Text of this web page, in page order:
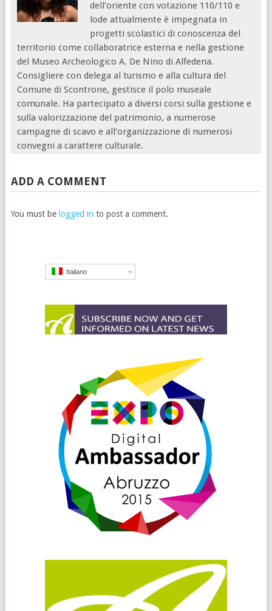
dell’oriente con votazione 110/110 e
lode attualmente è impegnata in
progetti scolastici di conoscenza del
territorio come collaboratrice esterna e nella gestione
del Museo Archeologico A. De Nino di Alfedena.
Consigliere con delega al turismo e alla cultura del
Comune di Scontrone, gestisce il polo museale
comunale. Ha partecipato a diversi corsi sulla gestione e
sulla valorizzazione del patrimonio, a numerose
campagne di scavo e all’organizzazione di numerosi
convegni a carattere culturale.
ADD A COMMENT
You must be logged in to post a comment.
Italiano